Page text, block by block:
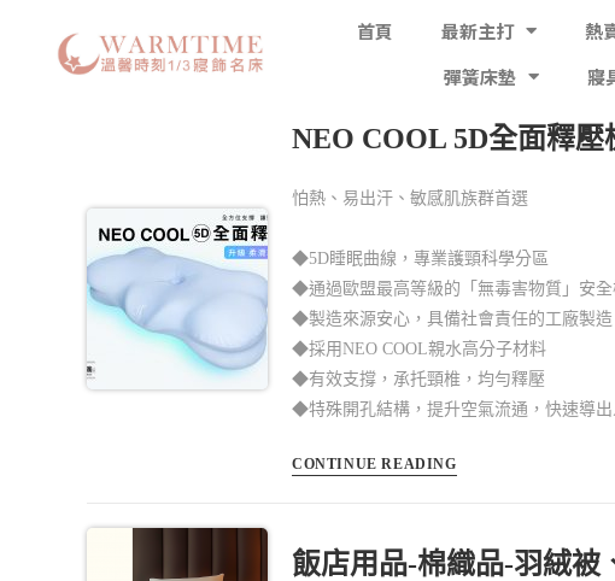
首頁 最新主打 熱
彈簧床墊
寢
NEO COOL 5D全面釋
怕熱、易出汗、敏感肌族群首選
◆5D睡眠曲線，專業護頸科學分區
◆通過歐盟最高等級的「無毒害物質」安全
◆製造來源安心，具備社會責任的工廠製造
◆採用NEO COOL親水高分子材料
◆有效支撐，承托頸椎，均勻釋壓
◆特殊開孔結構，提升空氣流通，快速導
CONTINUE READING
飯店用品-棉織品-羽絨被